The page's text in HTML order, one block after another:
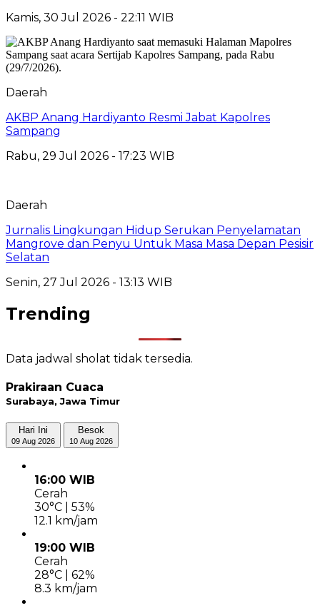
Kamis, 30 Jul 2026 - 22:11 WIB
Daerah
AKBP Anang Hardiyanto Resmi Jabat Kapolres
Sampang
Rabu, 29 Jul 2026 - 17:23 WIB
Daerah
Jurnalis Lingkungan Hidup Serukan Penyelamatan
Mangrove dan Penyu Untuk Masa Masa Depan Pesisir
Selatan
Senin, 27 Jul 2026 - 13:13 WIB
Trending
Data jadwal sholat tidak tersedia.
Prakiraan Cuaca
Surabaya, Jawa Timur
Hari Ini
09 Aug 2026
Besok
10 Aug 2026
16:00 WIB
Cerah
30°C | 53%
12.1 km/jam
19:00 WIB
Cerah
28°C | 62%
8.3 km/jam